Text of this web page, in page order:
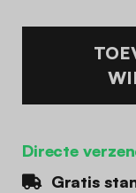
Directe
Gratis